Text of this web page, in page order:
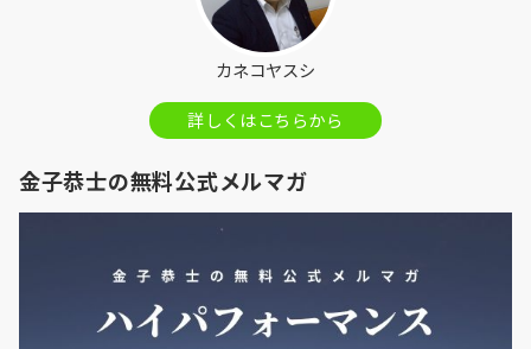
カネコヤスシ
詳しくはこちらから
金子恭士の無料公式メルマガ